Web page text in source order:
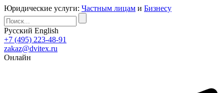
Юридические услуги: Частным лицам и Бизнесу
Русский English
+7 (495) 223-48-91
zakaz@dvitex.ru
Онлайн